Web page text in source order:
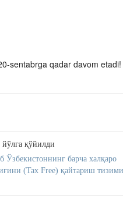
sentabrga qadar davom etadi!
қўйилди
барча халқаро
(Tax Free) қайтариш тизими